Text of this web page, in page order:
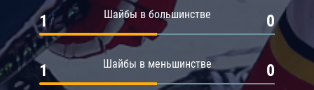
Шайбы в большинстве
1 0
Шайбы в меньшинстве
1 0